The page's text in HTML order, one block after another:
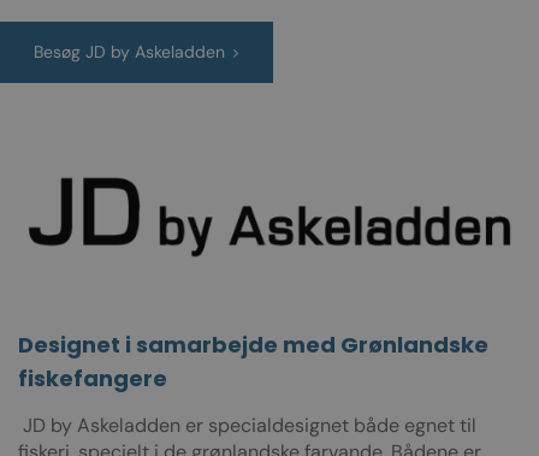
Besøg JD by Askeladden
Designet i samarbejde med Grønlandske
fiskefangere
JD by Askeladden er specialdesignet både egnet til